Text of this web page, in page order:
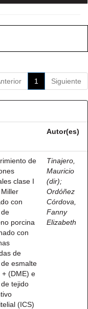
1 Siguiente
Autor(es)
de
clase I
con
porcina
con
de
esmalte
+ (DME) e
tejido
(ICS)
Tinajero,
Mauricio
(dir);
Ordóñez
Córdova,
Fanny
Elizabeth